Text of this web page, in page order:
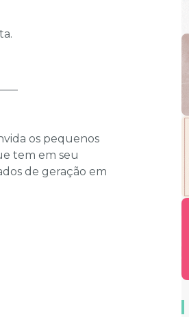
os pequenos
tem em seu
de geração em